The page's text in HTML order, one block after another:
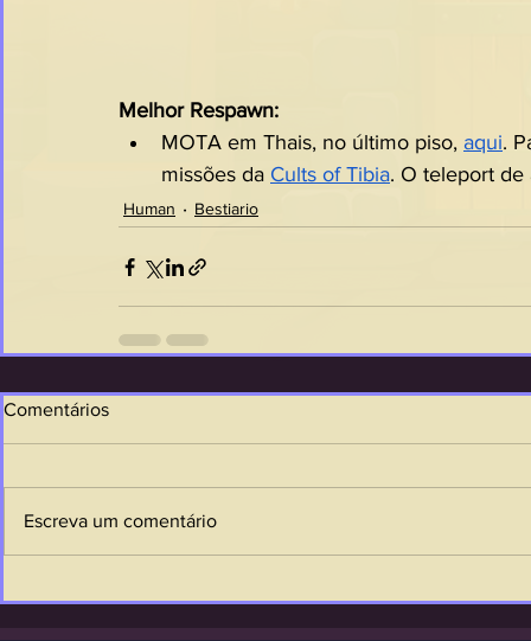
Melhor Respawn:
MOTA em Thais, no último piso, aqui.
missões da Cults of Tibia. O teleport de
Human Bestiario
Comentários
Escreva um comentário